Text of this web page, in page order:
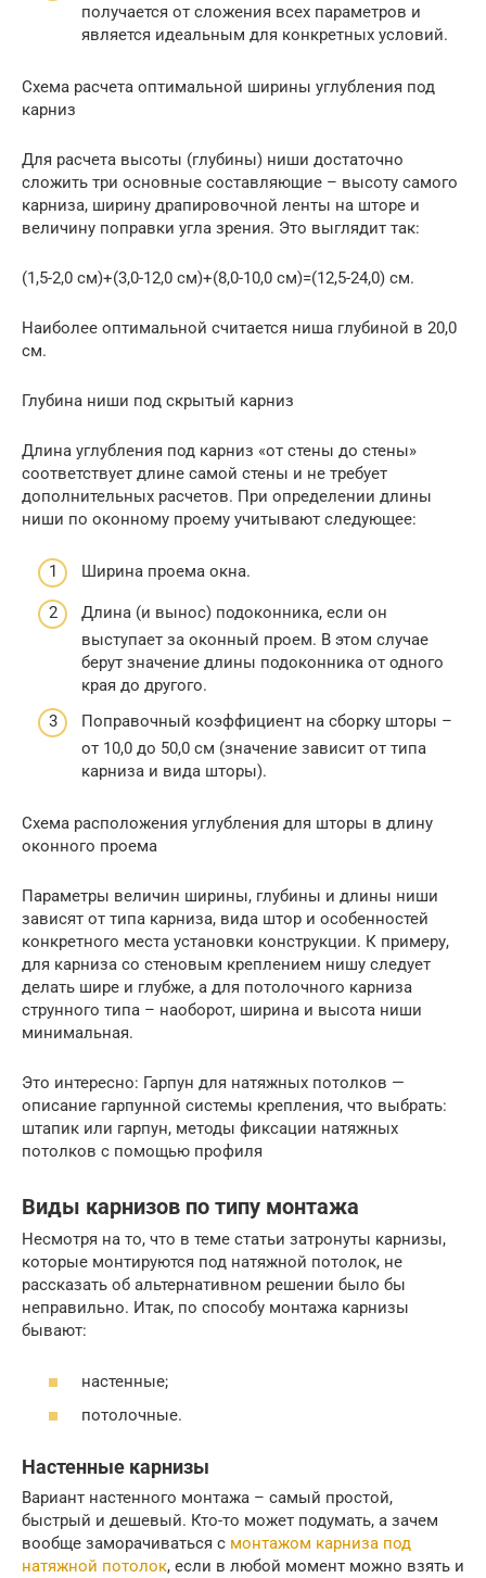
получается от сложения всех параметров и
является идеальным для конкретных условий.
Схема расчета оптимальной ширины углубления под
карниз
Для расчета высоты (глубины) ниши достаточно
сложить три основные составляющие – высоту самого
карниза, ширину драпировочной ленты на шторе и
величину поправки угла зрения. Это выглядит так:
(1,5-2,0 см)+(3,0-12,0 см)+(8,0-10,0 см)=(12,5-24,0) см.
Наиболее оптимальной считается ниша глубиной в 20,0
см.
Глубина ниши под скрытый карниз
Длина углубления под карниз «от стены до стены»
соответствует длине самой стены и не требует
дополнительных расчетов. При определении длины
ниши по оконному проему учитывают следующее:
Ширина проема окна.
Длина (и вынос) подоконника, если он
выступает за оконный проем. В этом случае
берут значение длины подоконника от одного
края до другого.
Поправочный коэффициент на сборку шторы –
от 10,0 до 50,0 см (значение зависит от типа
карниза и вида шторы).
Схема расположения углубления для шторы в длину
оконного проема
Параметры величин ширины, глубины и длины ниши
зависят от типа карниза, вида штор и особенностей
конкретного места установки конструкции. К примеру,
для карниза со стеновым креплением нишу следует
делать шире и глубже, а для потолочного карниза
струнного типа – наоборот, ширина и высота ниши
минимальная.
Это интересно: Гарпун для натяжных потолков —
описание гарпунной системы крепления, что выбрать:
штапик или гарпун, методы фиксации натяжных
потолков с помощью профиля
Виды карнизов по типу монтажа
Несмотря на то, что в теме статьи затронуты карнизы,
которые монтируются под натяжной потолок, не
рассказать об альтернативном решении было бы
неправильно. Итак, по способу монтажа карнизы
бывают:
настенные;
потолочные.
Настенные карнизы
Вариант настенного монтажа – самый простой,
быстрый и дешевый. Кто-то может подумать, а зачем
вообще заморачиваться с монтажом карниза под
натяжной потолок, если в любой момент можно взять и